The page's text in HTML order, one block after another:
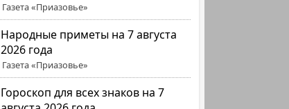
Газета «Приазовье»
Народные приметы на 7 августа
2026 года
Газета «Приазовье»
Гороскоп для всех знаков на 7